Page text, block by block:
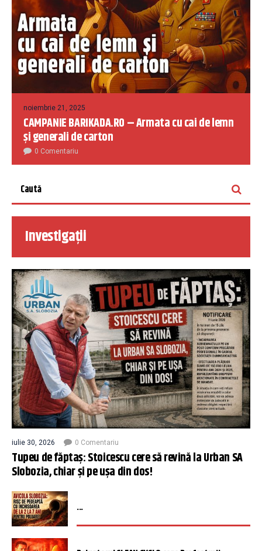
noiembrie 21, 2025
CAMPANIE BARIKADA.RO – Armata cu cai de lemn
și generali de carton
0 Comentariu
Investigații
iulie 30, 2026 0 Comentariu
Tupeu de făptaș: Stoicescu cere să revină la Urban SA
Slobozia, chiar și pe ușa din dos!
...